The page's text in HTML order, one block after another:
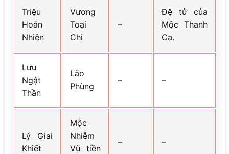
Triệu
Hoán
Nhiên
Vương
Toại
Chi
–
Đệ tử của
Mộc Thanh
Ca.
Lưu
Ngật
Thần
Lão
Phùng
– –
Lý Giai
Khiết
Mộc
Nhiễm
Vũ tiền
– –